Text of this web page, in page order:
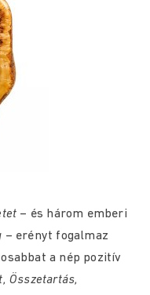
– és három emberi
– erényt fogalmaz
a nép pozitív
Összetartás,